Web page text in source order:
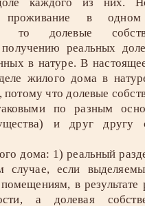
каждого из них.
проживание в
то долевые
получению реальных
в натуре. В
жилого дома в
потому что долевые
по разным
и друг другу
дома: 1) реальный
если
в результате
а долевая